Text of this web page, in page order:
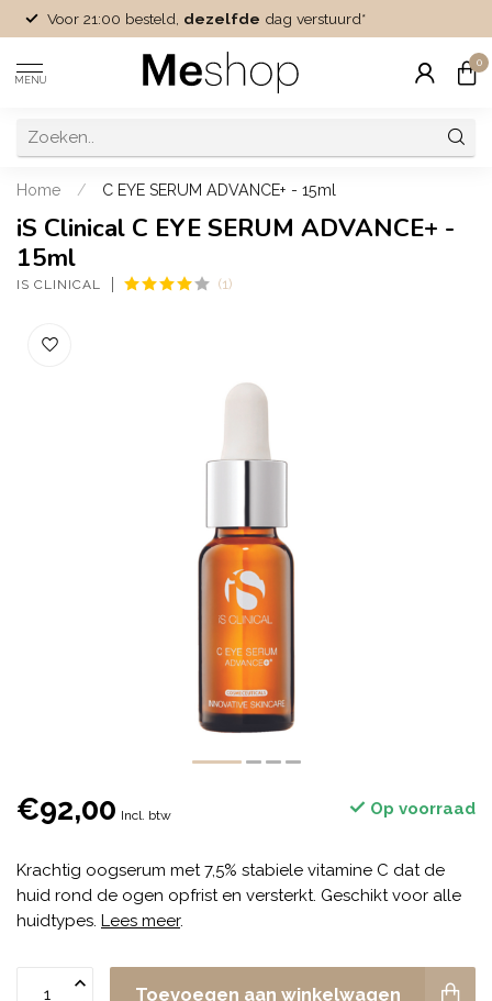
Voor 21:00 besteld, dezelfde dag verstuurd*
MENU
0
Home / C EYE SERUM ADVANCE+ - 15ml
iS Clinical C EYE SERUM ADVANCE+ -
15ml
IS CLINICAL (1)
€92,00 Incl. btw Op voorraad
Krachtig oogserum met 7,5% stabiele vitamine C dat de
huid rond de ogen opfrist en versterkt. Geschikt voor alle
huidtypes. Lees meer.
Toevoegen aan winkelwagen